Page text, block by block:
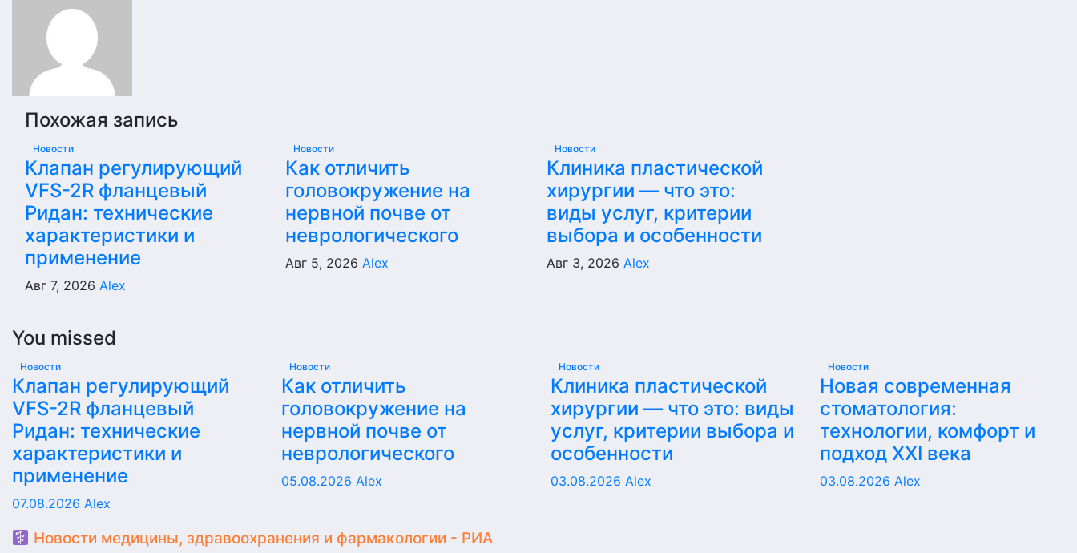
записям
Похожая запись
Новости
Клапан регулирующий
VFS-2R фланцевый
Ридан: технические
характеристики и
применение
Авг 7, 2026 Alex
Новости
Как отличить
головокружение на
нервной почве от
неврологического
Авг 5, 2026Alex
Новости
Клиника пластической
хирургии — что это:
виды услуг, критерии
выбора и особенности
Авг 3, 2026 Alex
You missed
Новости
Клапан регулирующий
VFS-2R фланцевый
Ридан: технические
характеристики и
применение
07.08.2026 Alex
Новости
Как отличить
головокружение на
нервной почве от
неврологического
05.08.2026 Alex
Новости
Клиника пластической
хирургии — что это: виды
услуг, критерии выбора и
особенности
03.08.2026 Alex
Новости
Новая современная
стоматология:
технологии, комфорт и
подход XXI века
03.08.2026 Alex
Новости медицины, здравоохранения и фармакологии - РИА